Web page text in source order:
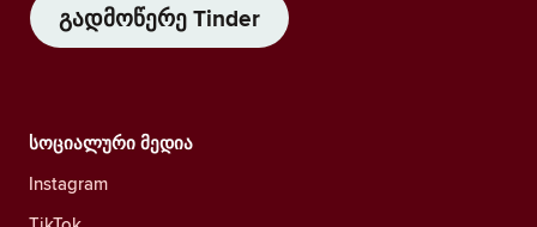
გადმოწერე Tinder
სოციალური მედია
Instagram